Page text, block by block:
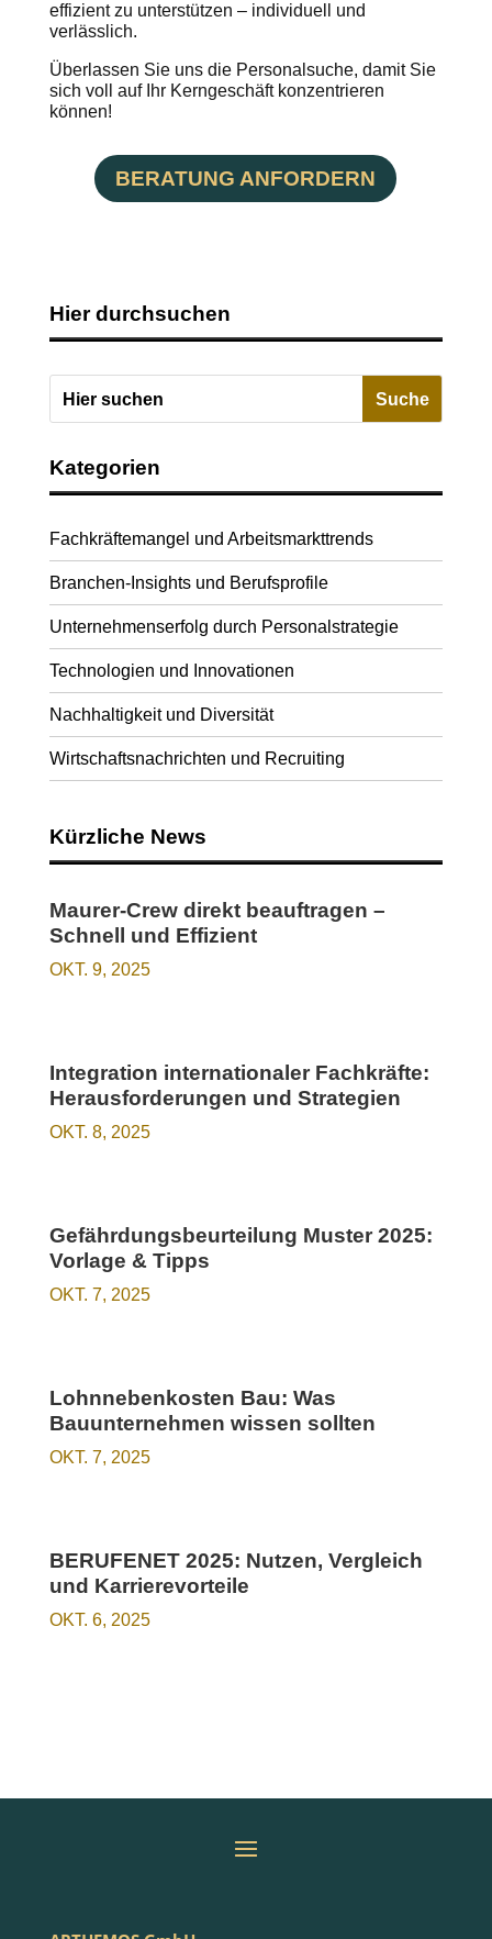
effizient zu unterstützen – individuell und
verlässlich.
Überlassen Sie uns die Personalsuche, damit Sie
sich voll auf Ihr Kerngeschäft konzentrieren
können!
BERATUNG ANFORDERN
Hier durchsuchen
Kategorien
Fachkräftemangel und Arbeitsmarkttrends
Branchen-Insights und Berufsprofile
Unternehmenserfolg durch Personalstrategie
Technologien und Innovationen
Nachhaltigkeit und Diversität
Wirtschaftsnachrichten und Recruiting
Kürzliche News
Maurer-Crew direkt beauftragen –
Schnell und Effizient
OKT. 9, 2025
Integration internationaler Fachkräfte:
Herausforderungen und Strategien
OKT. 8, 2025
Gefährdungsbeurteilung Muster 2025:
Vorlage & Tipps
OKT. 7, 2025
Lohnnebenkosten Bau: Was
Bauunternehmen wissen sollten
OKT. 7, 2025
BERUFENET 2025: Nutzen, Vergleich
und Karrierevorteile
OKT. 6, 2025